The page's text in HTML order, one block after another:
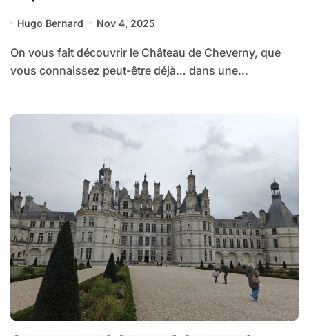
Hugo Bernard Nov 4, 2025
On vous fait découvrir le Château de Cheverny, que
vous connaissez peut-être déjà… dans une...